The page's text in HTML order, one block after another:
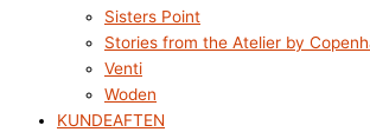
Sisters Point
Stories from the Atelier by
Venti
Woden
KUNDEAFTEN